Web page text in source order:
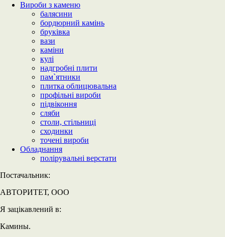
Вироби з каменю
балясини
бордюрний камінь
бруківка
вази
каміни
кулі
надгробні плити
пам`ятники
плитка облицювальна
профільні вироби
підвіконня
сляби
столи, стільниці
сходинки
точені вироби
Обладнання
полірувальні верстати
Постачальник:
АВТОРИТЕТ, ООО
Я зацікавлений в:
Камины.